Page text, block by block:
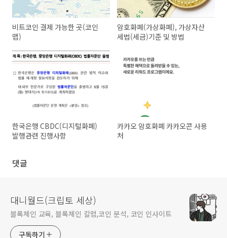
비트코인 결제 가능한 곳(코인
맵)
암호화폐(가상화폐), 가상자산
세법(세금)기준 및 방법
한국은행 CBDC(디지털화폐)
발행관련 진행사항
카카오 암호화폐 카카오콘 사용
처
댓글
대니월드(크립토 세상)
블록체인 교육, 블록체인 칼럼,코인 분석, 코인 인사이트
구독하기